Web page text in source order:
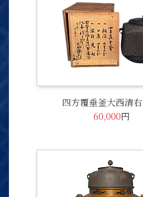
四方覆垂釜大西清
60,000円